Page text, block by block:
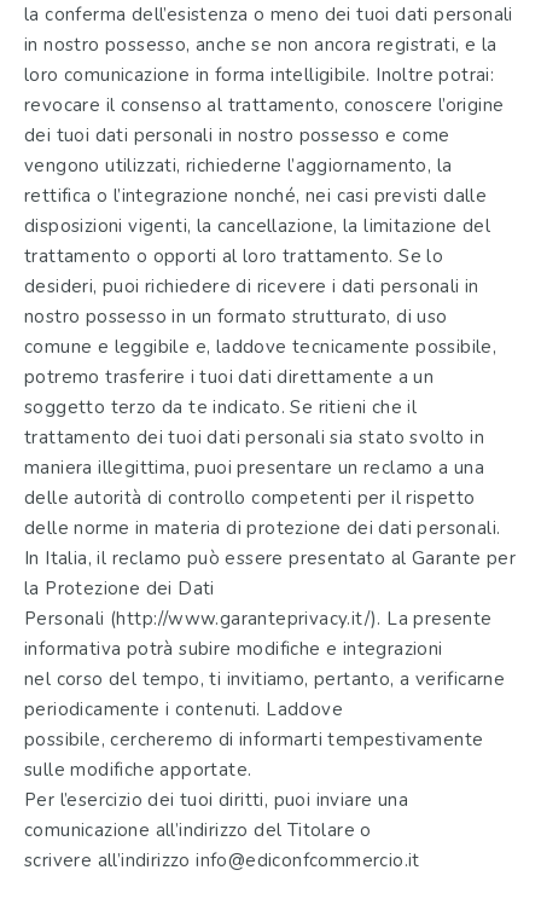
la conferma dell’esistenza o meno dei tuoi dati personali
in nostro possesso, anche se non ancora registrati, e la
loro comunicazione in forma intelligibile. Inoltre potrai:
revocare il consenso al trattamento, conoscere l’origine
dei tuoi dati personali in nostro possesso e come
vengono utilizzati, richiederne l’aggiornamento, la
rettifica o l’integrazione nonché, nei casi previsti dalle
disposizioni vigenti, la cancellazione, la limitazione del
trattamento o opporti al loro trattamento. Se lo
desideri, puoi richiedere di ricevere i dati personali in
nostro possesso in un formato strutturato, di uso
comune e leggibile e, laddove tecnicamente possibile,
potremo trasferire i tuoi dati direttamente a un
soggetto terzo da te indicato. Se ritieni che il
trattamento dei tuoi dati personali sia stato svolto in
maniera illegittima, puoi presentare un reclamo a una
delle autorità di controllo competenti per il rispetto
delle norme in materia di protezione dei dati personali.
In Italia, il reclamo può essere presentato al Garante per
la Protezione dei Dati
Personali (http://www.garanteprivacy.it/). La presente
informativa potrà subire modifiche e integrazioni
nel corso del tempo, ti invitiamo, pertanto, a verificarne
periodicamente i contenuti. Laddove
possibile, cercheremo di informarti tempestivamente
sulle modifiche apportate.
Per l’esercizio dei tuoi diritti, puoi inviare una
comunicazione all’indirizzo del Titolare o
scrivere all’indirizzo info@ediconfcommercio.it